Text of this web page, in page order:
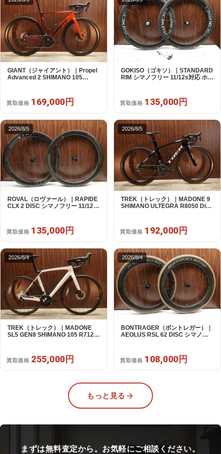
GIANT（ジャイアント）｜Propel
Advanced 2 SHIMANO 105
買取価格 169,000円
GOKISO（ゴキソ）｜STANDARD
RIM シマノフリー 11/12s対応 ホイ
買取価格 135,000円
2026/8/5
ROVAL（ロヴァール）｜RAPIDE
CLX 2 DISC シマノフリー 11/12s
買取価格 135,000円
2026/8/5
TREK（トレック）｜MADONE 9
SHIMANO ULTEGRA R8050 Di2
買取価格 192,000円
2026/8/4
TREK（トレック）｜MADONE
SL5 GEN8 SHIMANO 105 R7120
買取価格 255,000円
2026/8/4
BONTRAGER（ボントレガー）｜
AEOLUS RSL 62 DISC シマノフ
買取価格 108,000円
もっと見る
まずは無料査定から。お気軽にご相談ください。